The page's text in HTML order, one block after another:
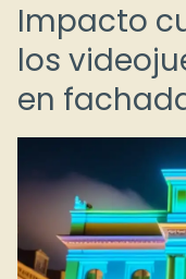
Impacto
los
en